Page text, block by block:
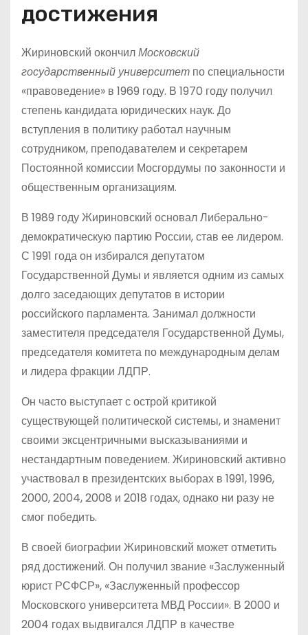
достижения
Жириновский окончилМосковский
государственный университет по специальности
«правоведение» в 1969 году. В 1970 году получил
степень кандидата юридических наук. До
вступления в политику работал научным
сотрудником, преподавателем и секретарем
Постоянной комиссии Мосгордумы по законности и
общественным организациям.
В 1989 году Жириновский основал Либерально-
демократическую партию России, став ее лидером.
С 1991 года он избирался депутатом
Государственной Думы и является одним из самых
долго заседающих депутатов в истории
российского парламента. Занимал должности
заместителя председателя Государственной Думы,
председателя комитета по международным делам
и лидера фракции ЛДПР.
Он часто выступает с острой критикой
существующей политической системы, и знаменит
своими эксцентричными высказываниями и
нестандартным поведением. Жириновский активно
участвовал в президентских выборах в 1991, 1996,
2000, 2004, 2008 и 2018 годах, однако ни разу не
смог победить.
В своей биографии Жириновский может отметить
ряд достижений. Он получил звание «Заслуженный
юрист РСФСР», «Заслуженный профессор
Московского университета МВД России». В 2000 и
2004 годах выдвигался ЛДПР в качестве